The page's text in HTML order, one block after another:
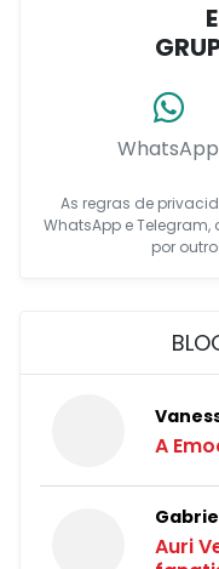
WhatsApp
As regras de
WhatsApp e Telegram,
por
A
Auri